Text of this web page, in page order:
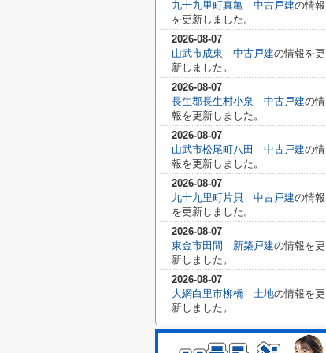
九十九里町真亀 中古戸建の情報
を更新しました。
2026-08-07
山武市成東 中古戸建の情報を更
新しました。
2026-08-07
長生郡長生村小泉 中古戸建の情
報を更新しました。
2026-08-07
山武市松尾町八田 中古戸建の情
報を更新しました。
2026-08-07
九十九里町片貝 中古戸建の情報
を更新しました。
2026-08-07
東金市田間 新築戸建の情報を更
新しました。
2026-08-07
大網白里市柳橋 土地の情報を更
新しました。